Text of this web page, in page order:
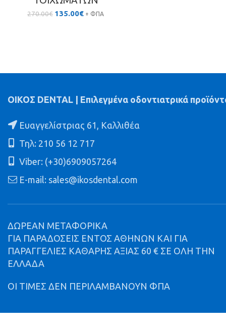
270.00€ Original
135.00€Η+ ΦΠΑ
ΟΙΚΟΣ DENTAL | Επιλεγμένα οδοντιατρικά
Ευαγγελίστριας 61, Καλλιθέα
Τηλ: 210 56 12 717
Viber: (+30)6909057264
E-mail: sales@ikosdental.com
ΔΩΡΕΑΝ ΜΕΤΑΦΟΡΙΚΑ
ΓΙΑ ΠΑΡΑΔΟΣΕΙΣ ΕΝΤΟΣ ΑΘΗΝΩΝ ΚΑΙ ΓΙΑ
ΠΑΡΑΓΓΕΛΙΕΣ ΚΑΘΑΡΗΣ ΑΞΙΑΣ 60 € ΣΕ ΟΛΗ ΤΗΝ
ΕΛΛΑΔΑ
ΟΙ ΤΙΜΕΣ ΔΕΝ ΠΕΡΙΛΑΜΒΑΝΟΥΝ ΦΠΑ